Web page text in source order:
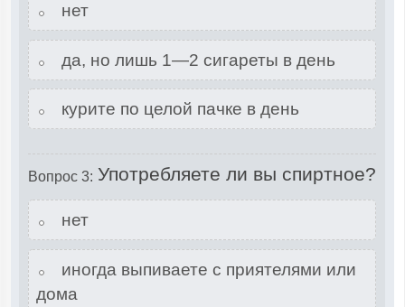
нет
да, но лишь 1—2 сигареты в день
курите по целой пачке в день
Вопрос 3: Употребляете ли вы спиртное?
нет
иногда выпиваете с приятелями или
дома